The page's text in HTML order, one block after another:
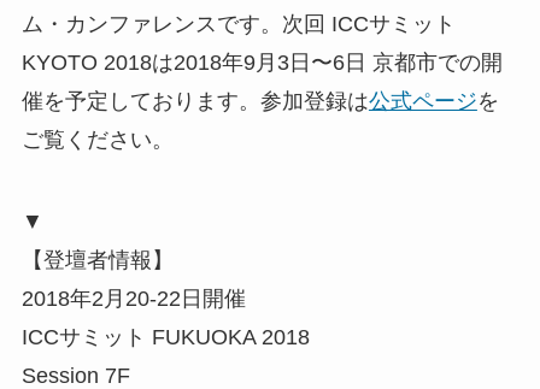
ム・カンファレンスです。次回 ICCサミット
KYOTO 2018は2018年9月3日〜6日 京都市での開
催を予定しております。参加登録は公式ページを
ご覧ください。
▼
【登壇者情報】
2018年2月20-22日開催
ICCサミット FUKUOKA 2018
Session 7F